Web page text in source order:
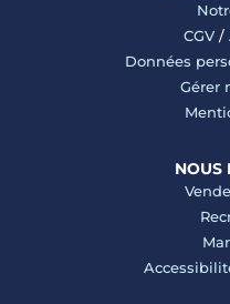
CGV/
Données
Gérer
NOUS